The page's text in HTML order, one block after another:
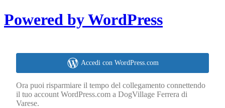
Powered by WordPress
Accedi con WordPress.com
Ora puoi risparmiare il tempo del collegamento connettendo
il tuo account WordPress.com a DogVillage Ferrera di
Varese.